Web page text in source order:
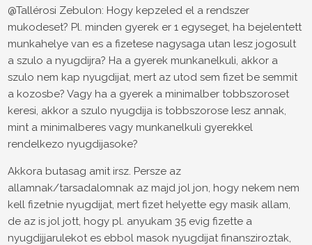
@Tallérosi Zebulon: Hogy kepzeled el a rendszer
mukodeset? Pl. minden gyerek er 1 egyseget, ha bejelentett
munkahelye van es a fizetese nagysaga utan lesz jogosult
a szulo a nyugdijra? Ha a gyerek munkanelkuli, akkor a
szulo nem kap nyugdijat, mert az utod sem fizet be semmit
a kozosbe? Vagy ha a gyerek a minimalber tobbszoroset
keresi, akkor a szulo nyugdija is tobbszorose lesz annak,
mint a minimalberes vagy munkanelkuli gyerekkel
rendelkezo nyugdijasoke?
Akkora butasag amit irsz. Persze az
allamnak/tarsadalomnak az majd jol jon, hogy nekem nem
kell fizetnie nyugdijat, mert fizet helyette egy masik allam,
de az is jol jott, hogy pl. anyukam 35 evig fizette a
nyugdijjarulekot es ebbol masok nyugdijat finansziroztak,